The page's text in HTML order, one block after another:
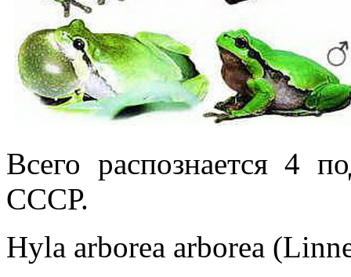
Всего распознается 4
СССР.
Hyla arborea arborea